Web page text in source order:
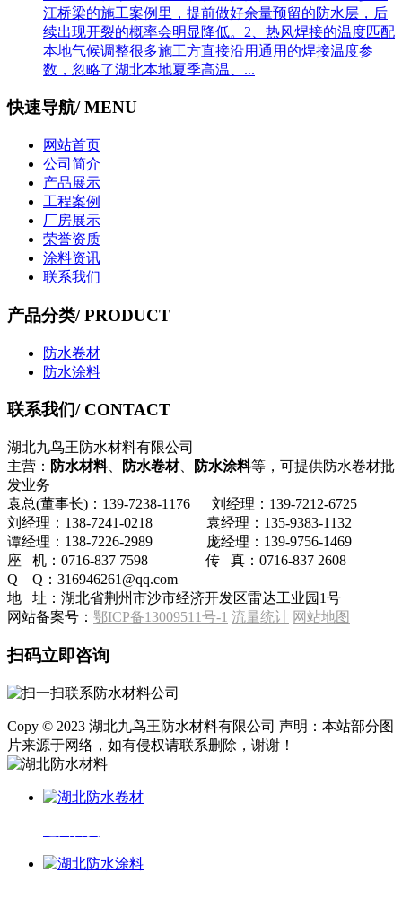
江桥梁的施工案例里，提前做好余量预留的防水层，后
续出现开裂的概率会明显降低。2、热风焊接的温度匹配
本地气候调整‌很多施工方直接沿用通用的焊接温度参
数，忽略了湖北本地夏季高温、...
快速导航/ MENU
网站首页
公司简介
产品展示
工程案例
厂房展示
荣誉资质
涂料资讯
联系我们
产品分类/ PRODUCT
防水卷材
防水涂料
联系我们/ CONTACT
湖北九鸟王防水材料有限公司
主营： 防水材料、 防水卷材、 防水涂料等，可提供防水卷材批
发业务
袁总(董事长)：139-7238-1176 刘经理：139-7212-6725
刘经理：138-7241-0218 袁经理：135-9383-1132
谭经理：138-7226-2989 庞经理：139-9756-1469
座 机：0716-837 7598 传 真：0716-837 2608
Q Q：316946261@qq.com
地 址：湖北省荆州市沙市经济开发区雷达工业园1号
网站备案号： 鄂ICP备13009511号-1 流量统计 网站地图
扫码立即咨询
Copy © 2023 湖北九鸟王防水材料有限公司 声明：本站部分图
片来源于网络，如有侵权请联系删除，谢谢！